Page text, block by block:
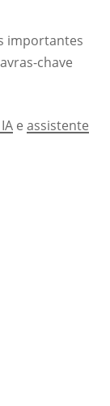
importantes
chave
e assistente